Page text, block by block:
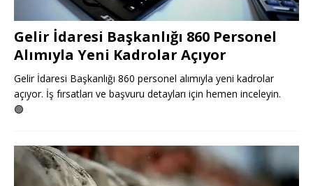
Gelir İdaresi Başkanlığı 860 Personel
Alımıyla Yeni Kadrolar Açıyor
Gelir İdaresi Başkanlığı 860 personel alımıyla yeni kadrolar
açıyor. İş fırsatları ve başvuru detayları için hemen inceleyin.
🟢